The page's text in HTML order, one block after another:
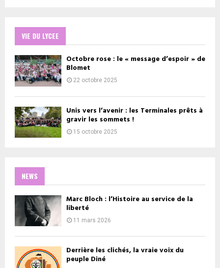
VIE DU LYCEE
Octobre rose : le « message d’espoir » de
Blomet
22 octobre 2025
Unis vers l’avenir : les Terminales prêts à
gravir les sommets !
15 octobre 2025
NEWS
Marc Bloch : l’Histoire au service de la
liberté
11 mars 2026
Derrière les clichés, la vraie voix du
peuple Diné